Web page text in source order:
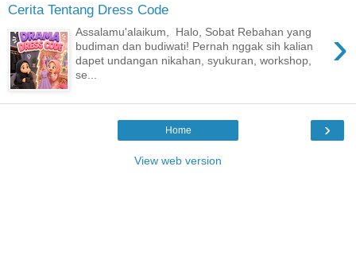
Cerita Tentang Dress Code
›
Assalamu'alaikum, Halo, Sobat Rebahan yang
budiman dan budiwati! Pernah nggak sih kalian
dapet undangan nikahan, syukuran, workshop,
se...
›
Home
View web version